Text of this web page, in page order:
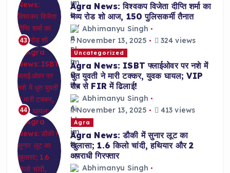
43
Agra News: विश्वकप विजेता दीप्ति शर्मा का
भव्य रोड शो आज, 150 पुलिसकर्मी तैनात
Abhimanyu Singh
November 13, 2025
324 views
44
Uncategorized
Agra News: ISBT फ्लाईओवर पर नशे में
धुत युवती ने मारी टक्कर, युवक घायल; VIP
रौब से FIR में ढिलाई!
Abhimanyu Singh
November 13, 2025
413 views
Agra
Agra News: डौकी में सुनार लूट का
खुलासा; 1.6 किलो चांदी, हथियार और 2
अपराधी गिरफ्तार
Abhimanyu Singh